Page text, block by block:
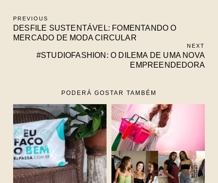
PREVIOUS
DESFILE SUSTENTÁVEL: FOMENTANDO O
MERCADO DE MODA CIRCULAR
NEXT
#STUDIOFASHION: O DILEMA DE UMA NOVA
EMPREENDEDORA
PODERÁ GOSTAR TAMBÉM